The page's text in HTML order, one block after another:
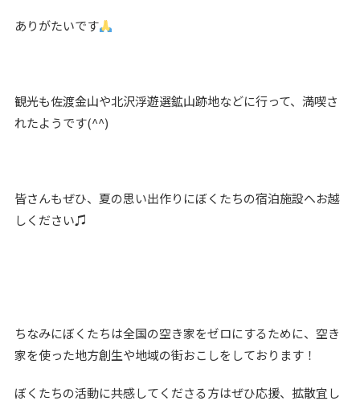
ありがたいです
観光も佐渡金山や北沢浮遊選鉱山跡地などに行って、満喫さ
れたようです(^^)
皆さんもぜひ、夏の思い出作りにぼくたちの宿泊施設へお越
しください♫
ちなみにぼくたちは全国の空き家をゼロにするために、空き
家を使った地方創生や地域の街おこしをしております！
ぼくたちの活動に共感してくださる方はぜひ応援、拡散宜し